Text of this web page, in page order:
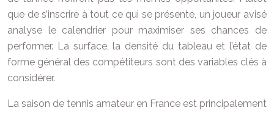
que de s’inscrire à tout ce qui se présente, un joueur avisé
analyse le calendrier pour maximiser ses chances de
performer. La surface, la densité du tableau et l’état de
forme général des compétiteurs sont des variables clés à
considérer.
La saison de tennis amateur en France est principalement